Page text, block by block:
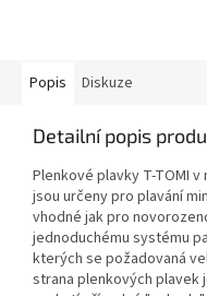
Popis Diskuze
Detailní popis
Plenkové plavky T-TOMI
jsou určeny pro plavání
vhodné jak pro
jednoduchému systému
kterých se požadovaná
strana plenkových